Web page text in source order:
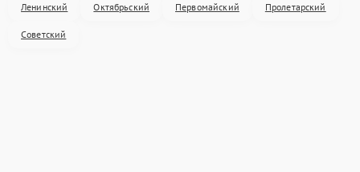
Ленинский Октябрьский Первомайский Пролетарский
Советский